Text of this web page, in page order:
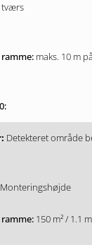
tværs
maks. 10 m
Detekteret område
Monteringshøjde
150 m² / 1.1